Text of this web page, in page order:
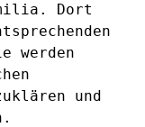
Dort
werden
und